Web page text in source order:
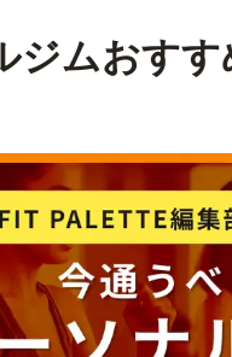
ジムおす